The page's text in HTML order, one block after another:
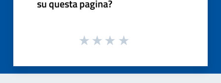
su questa pagina?